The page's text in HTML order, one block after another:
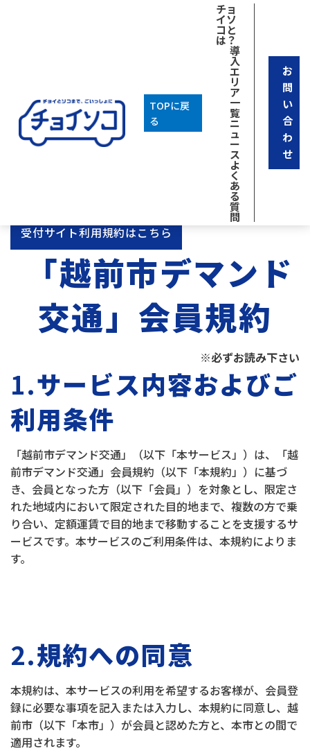
TOPに戻
る
チョ
イソ
コと
は？
導
入
エ
リ
ア
一
覧
ニ
ュ
ー
ス
よ
く
あ
る
質
問
お
問
い
合
わ
せ
受付サイト利用規約はこちら
「越前市デマンド
交通」会員規約
※必ずお読み下さい
1.サービス内容およびご
利用条件
「越前市デマンド交通」（以下「本サービス」）は、「越
前市デマンド交通」会員規約（以下「本規約」）に基づ
き、会員となった方（以下「会員」）を対象とし、限定さ
れた地域内において限定された目的地まで、複数の方で乗
り合い、定額運賃で目的地まで移動することを支援するサ
ービスです。本サービスのご利用条件は、本規約によりま
す。
2.規約への同意
本規約は、本サービスの利用を希望するお客様が、会員登
録に必要な事項を記入または入力し、本規約に同意し、越
前市（以下「本市」）が会員と認めた方と、本市との間で
適用されます。